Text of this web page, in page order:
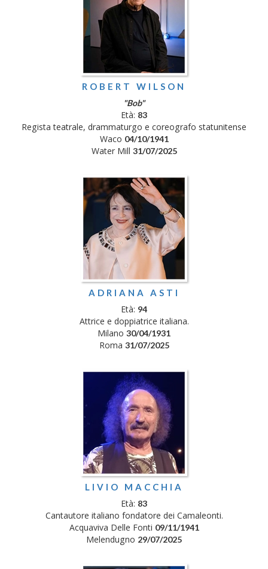
ROBERT WILSON
"Bob"
Età: 83
Regista teatrale, drammaturgo e coreografo statunitense
Waco 04/10/1941
Water Mill 31/07/2025
ADRIANA ASTI
Età: 94
Attrice e doppiatrice italiana.
Milano 30/04/1931
Roma 31/07/2025
LIVIO MACCHIA
Età: 83
Cantautore italiano fondatore dei Camaleonti.
Acquaviva Delle Fonti 09/11/1941
Melendugno 29/07/2025